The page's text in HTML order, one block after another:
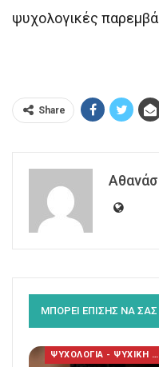
ψυχολογικές
Share
ΜΠΟΡΕΙ ΕΠΙΣΗΣ ΝΑ ΣΑΣ
ΨΥΧΟΛΟΓΙΑ - ΨΥΧΙΚΗ ΥΓΕΙΑ